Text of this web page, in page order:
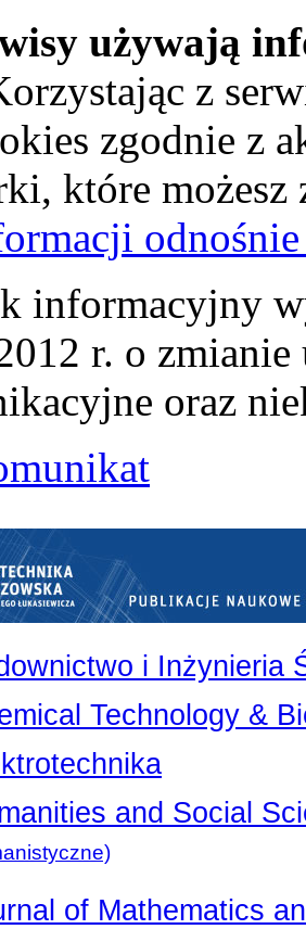
używają
z
zgodnie z
które
informacyjny
r. o zmianie
oraz
i Inżynieria
Technology &
and Social
of Mathematics